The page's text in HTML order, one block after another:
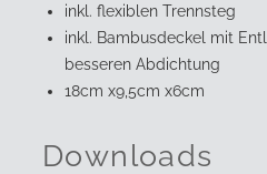
inkl. flexiblen Trennsteg
inkl. Bambusdeckel mit
besseren Abdichtung
18cm x9,5cm x6cm
Downloads